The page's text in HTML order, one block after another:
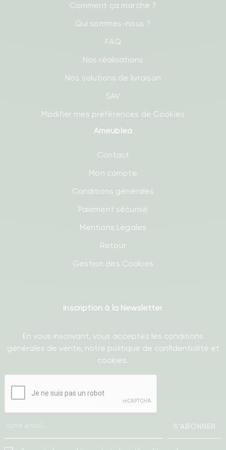
Comment ça marche ?
Qui sommes-nous ?
FAQ
Nos réalisations
Nos solutions de livraison
SAV
Modifier mes préférences de Cookies
Ameublea
Contact
Mon compte
Conditions générales
Paiement sécurisé
Mentions Légales
Retour
Gestion des Cookies
Inscription à la Newsletter
En vous inscrivant, vous acceptez les conditions
générales de vente, notre politique de confidentialité et
cookies.
S'ABONNER